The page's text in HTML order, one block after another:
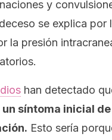
y
se explica por
la presión
han detectado
síntoma inicial de
Esto sería